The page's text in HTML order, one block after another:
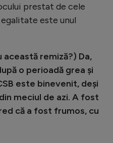
prestat de cele
este unul
această remiză?) Da,
o perioadă grea și
este binevenit, deși
meciul de azi. A fost
că a fost frumos, cu